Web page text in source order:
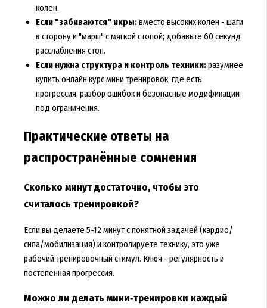
колен.
Если "забиваются" икры:вместо высоких колен - шаги
в сторону и "марш" с мягкой стопой; добавьте 60 секунд
расслабления стоп.
Если нужна структура и контроль техники:разумнее
купить онлайн курс мини тренировок, где есть
прогрессия, разбор ошибок и безопасные модификации
под ограничения.
Практические ответы на
распространённые сомнения
Сколько минут достаточно, чтобы это
считалось тренировкой?
Если вы делаете 5-12 минут с понятной задачей (кардио/
сила/мобилизация) и контролируете технику, это уже
рабочий тренировочный стимул. Ключ - регулярность и
постепенная прогрессия.
Можно ли делать мини‑тренировки каждый